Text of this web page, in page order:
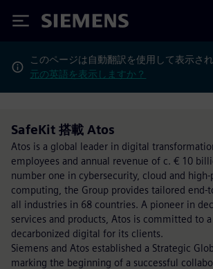
Siemens
このページは自動翻訳を使用して表示され
元の英語を表示しますか？
SafeKit 搭載 Atos
Atos is a global leader in digital
employees and annual revenue of c. € 10
number one in cybersecurity, cloud and
computing, the Group provides tailored end-
all industries in 68 countries. A pioneer in
services and products, Atos is committed to a
decarbonized digital for its clients.
Siemens and Atos established a Strategic
marking the beginning of a successful